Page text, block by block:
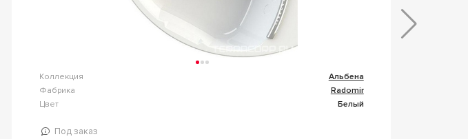
Коллекция
Альбена
Фабрика
Radomir
Цвет
Белый
Под заказ